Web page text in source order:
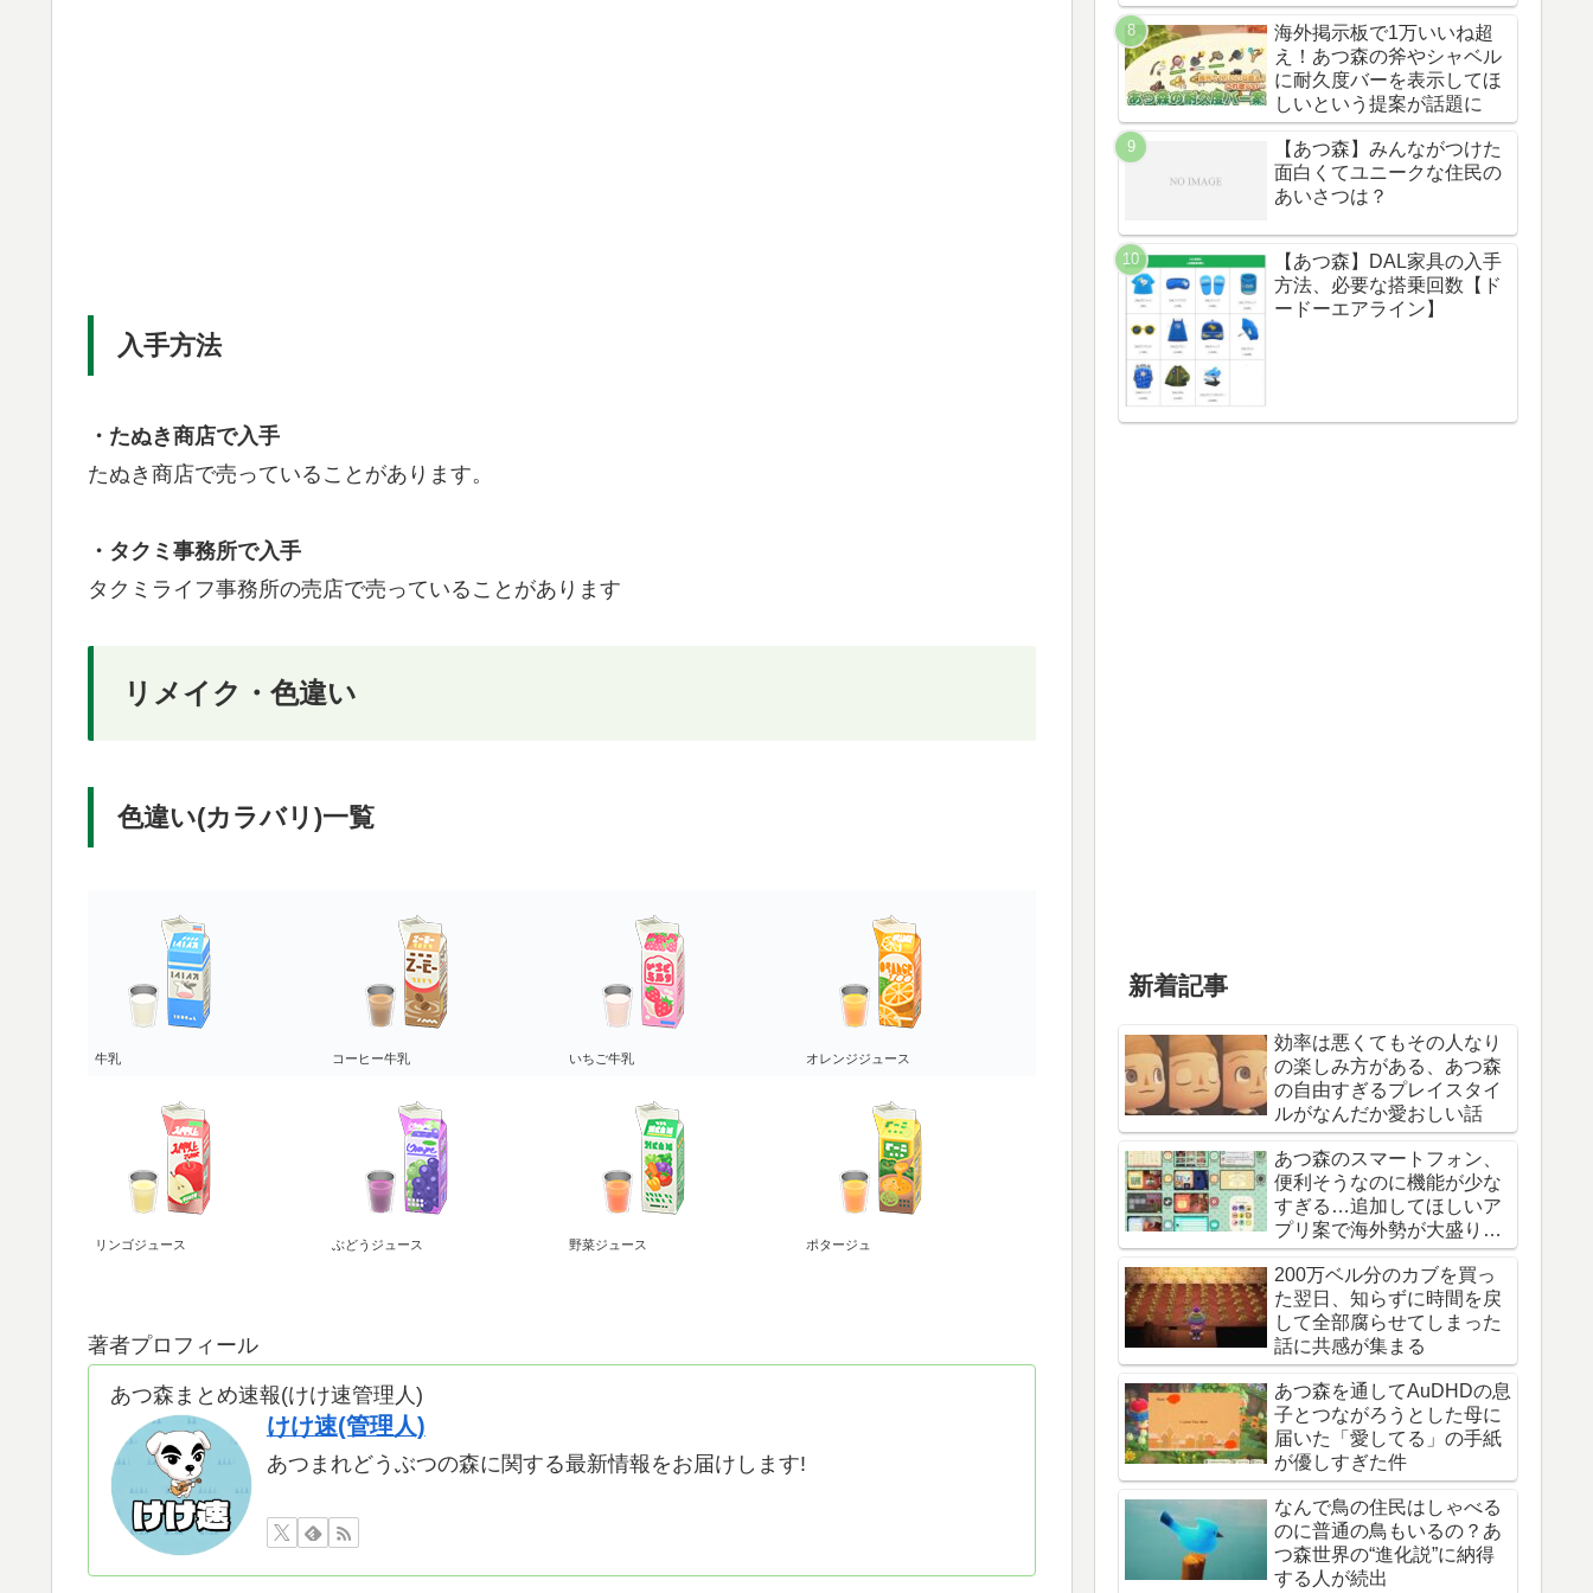
入手方法
・たぬき商店で入手
たぬき商店で売っていることがあります。
・タクミ事務所で入手
タクミライフ事務所の売店で売っていることがあります
リメイク・色違い
色違い(カラバリ)一覧
牛乳 コーヒー牛乳 いちご牛乳 オレンジジュース
リンゴジュース ぶどうジュース 野菜ジュース ポタージュ
著者プロフィール
あつ森まとめ速報(けけ速管理人)
けけ速(管理人)
あつまれどうぶつの森に関する最新情報をお届けします!
海外掲示板で1万いいね超
え！あつ森の斧やシャベル
に耐久度バーを表示してほ
しいという提案が話題に
【あつ森】みんながつけた
面白くてユニークな住民の
あいさつは？
【あつ森】DAL家具の入手
方法、必要な搭乗回数【ド
ードーエアライン】
新着記事
効率は悪くてもその人なり
の楽しみ方がある、あつ森
の自由すぎるプレイスタイ
ルがなんだか愛おしい話
あつ森のスマートフォン、
便利そうなのに機能が少な
すぎる…追加してほしいア
プリ案で海外勢が大盛り上
がり
200万ベル分のカブを買っ
た翌日、知らずに時間を戻
して全部腐らせてしまった
話に共感が集まる
あつ森を通してAuDHDの息
子とつながろうとした母に
届いた「愛してる」の手紙
が優しすぎた件
なんで鳥の住民はしゃべる
のに普通の鳥もいるの？あ
つ森世界の“進化説”に納得
する人が続出